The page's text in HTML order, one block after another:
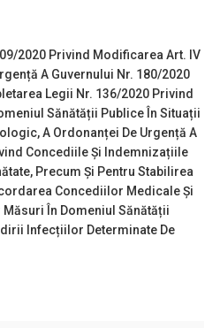
2020 Privind Modificarea Art. IV
A Guvernului Nr. 180/2020
Legii Nr. 136/2020 Privind
Sănătății Publice În Situații
A Ordonanței De Urgență A
Concediile Și Indemnizațiile
Precum Și Pentru Stabilirea
Concediilor Medicale Și
În Domeniul Sănătății
Infecțiilor Determinate De